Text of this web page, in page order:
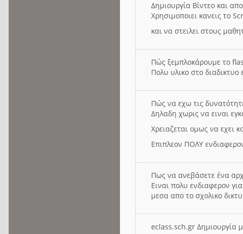
Δημιουργία Βίντεο και
Χρησιμοποιει κανεις το
και να στειλει στους
Πώς ξεμπλοκάρουμε το
Πολυ υλικο στο διαδικτυο
Πώς να εχω τις
Δηλαδη χωρις να ειναι
Χρειαζεται ομως να εχει
Επιπλεον ΠΟΛΥ
Πως να ανεβάσετε ένα
Ειναι πολυ ενδιαφερον
μεσα απο το σχολικο
eclass.sch.gr